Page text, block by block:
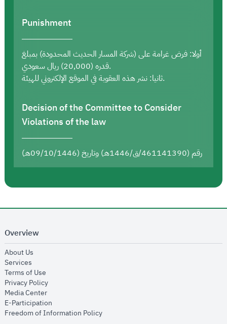
Punishment
أولا: فرض غرامة على (شركة المسار الحديث المحدودة) بمبلغ
قدره (20,000) ريال سعودي.
ثانيا: نشر هذه العقوبة في الموقع الإلكتروني للهيئة.
Decision of the Committee to Consider
Violations of the law
رقم (461141390/ق/1446هـ) وتاريخ (09/10/1446هـ)
Overview
About Us
Services
Terms of Use
Privacy Policyopens in new window
Media Centeropens in new window
E-Participation
Freedom of Information Policyopens in new window